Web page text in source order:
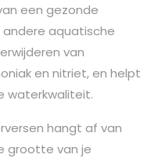
een gezonde
aquatische
van
en nitriet, en helpt
waterkwaliteit.
hangt af van
grootte van je